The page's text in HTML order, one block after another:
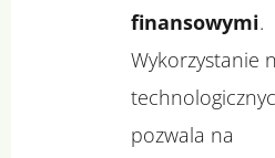
finansowymi.
Wykorzystanie
pozwala na